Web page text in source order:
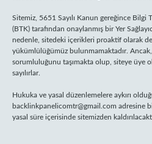
Sitemiz, 5651 Sayılı Kanun gereğince
(BTK) tarafından onaylanmış bir Yer
nedenle, sitedeki içerikleri proaktif olarak
yükümlülüğümüz bulunmamaktadır.
sorumluluğunu taşımakta olup, siteye üye
sayılırlar.
Hukuka ve yasal düzenlemelere aykırı
backlinkpanelicomtr@gmail.com adresine
yasal süre içerisinde sitemizden